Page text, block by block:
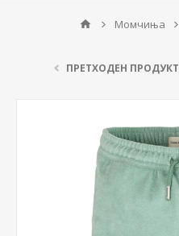
Момчиња
ПРЕТХОДЕН ПРОДУКТ